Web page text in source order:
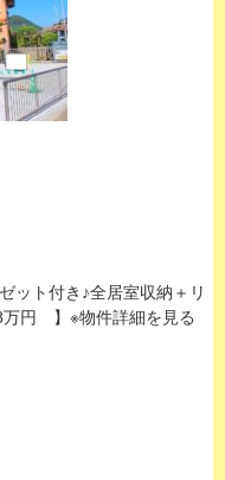
ット付き♪全居室収納＋リ
円 】※物件詳細を見る